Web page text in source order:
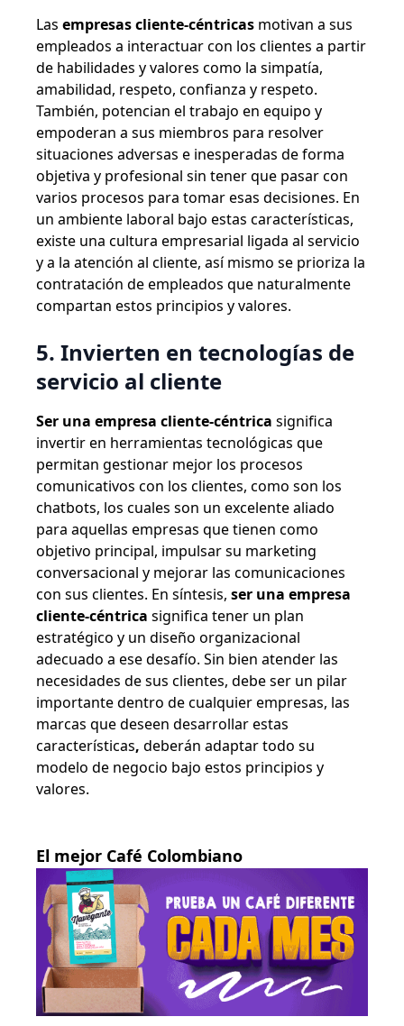
Las empresas cliente-céntricas motivan a sus
empleados a interactuar con los clientes a partir
de habilidades y valores como la simpatía,
amabilidad, respeto, confianza y respeto.
También, potencian el trabajo en equipo y
empoderan a sus miembros para resolver
situaciones adversas e inesperadas de forma
objetiva y profesional sin tener que pasar con
varios procesos para tomar esas decisiones. En
un ambiente laboral bajo estas características,
existe una cultura empresarial ligada al servicio
y a la atención al cliente, así mismo se prioriza la
contratación de empleados que naturalmente
compartan estos principios y valores.
5. Invierten en tecnologías de
servicio al cliente
Ser una empresa cliente-céntrica significa
invertir en herramientas tecnológicas que
permitan gestionar mejor los procesos
comunicativos con los clientes, como son los
chatbots, los cuales son un excelente aliado
para aquellas empresas que tienen como
objetivo principal, impulsar su marketing
conversacional y mejorar las comunicaciones
con sus clientes. En síntesis, ser una empresa
cliente-céntrica significa tener un plan
estratégico y un diseño organizacional
adecuado a ese desafío. Sin bien atender las
necesidades de sus clientes, debe ser un pilar
importante dentro de cualquier empresas, las
marcas que deseen desarrollar estas
características, deberán adaptar todo su
modelo de negocio bajo estos principios y
valores.
El mejor Café Colombiano